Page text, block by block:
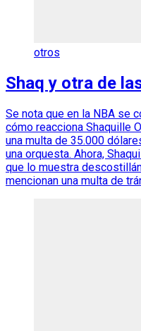
otros
Shaq y otra de
Se nota que en la NBA se
cómo reacciona Shaquille
una multa de 35.000
una orquesta. Ahora,
que lo muestra
mencionan una multa de